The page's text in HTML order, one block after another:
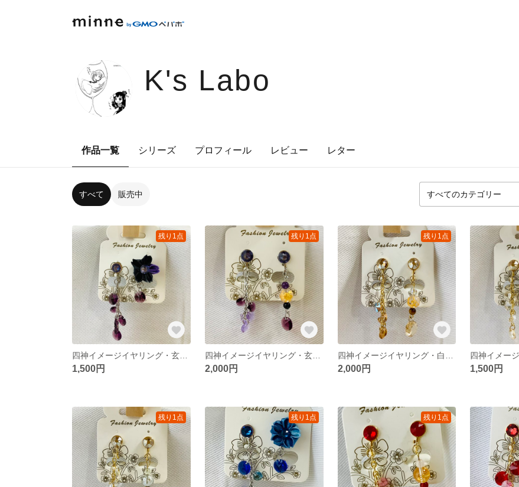
K's Labo
作品一覧 シリーズ プロフィール レビュー レター
すべて 販売中
残り1点
1,500円
残り1点
四神イメージイヤリング・玄武１
2,000円
残り1点
2,000円 1,500円
残り1点 残り1点 残り1点